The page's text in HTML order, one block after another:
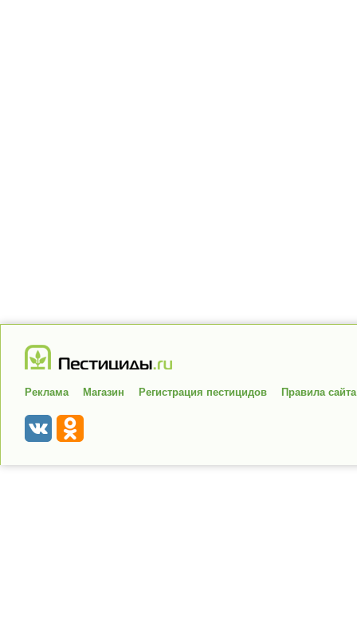
Реклама Магазин Регистрация пестицидов Правила сайта